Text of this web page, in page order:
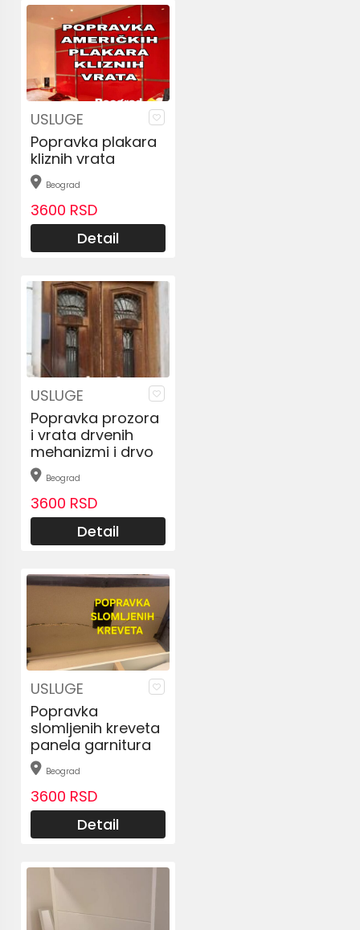
USLUGE
Popravka plakara
kliznih vrata
Beograd
3600 RSD
Detail
USLUGE
Popravka prozora
i vrata drvenih
mehanizmi i drvo
Beograd
3600 RSD
Detail
USLUGE
Popravka
slomljenih kreveta
panela garnitura
Beograd
3600 RSD
Detail